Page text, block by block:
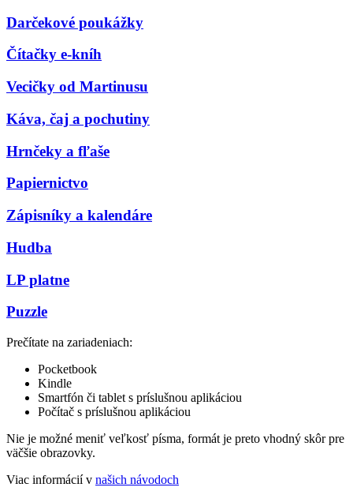
Darčekové poukážky
Čítačky e-kníh
Vecičky od Martinusu
Káva, čaj a pochutiny
Hrnčeky a fľaše
Papiernictvo
Zápisníky a kalendáre
Hudba
LP platne
Puzzle
Prečítate na zariadeniach:
Pocketbook
Kindle
Smartfón či tablet s príslušnou aplikáciou
Počítač s príslušnou aplikáciou
Nie je možné meniť veľkosť písma, formát je preto vhodný skôr pre
väčšie obrazovky.
Viac informácií v našich návodoch